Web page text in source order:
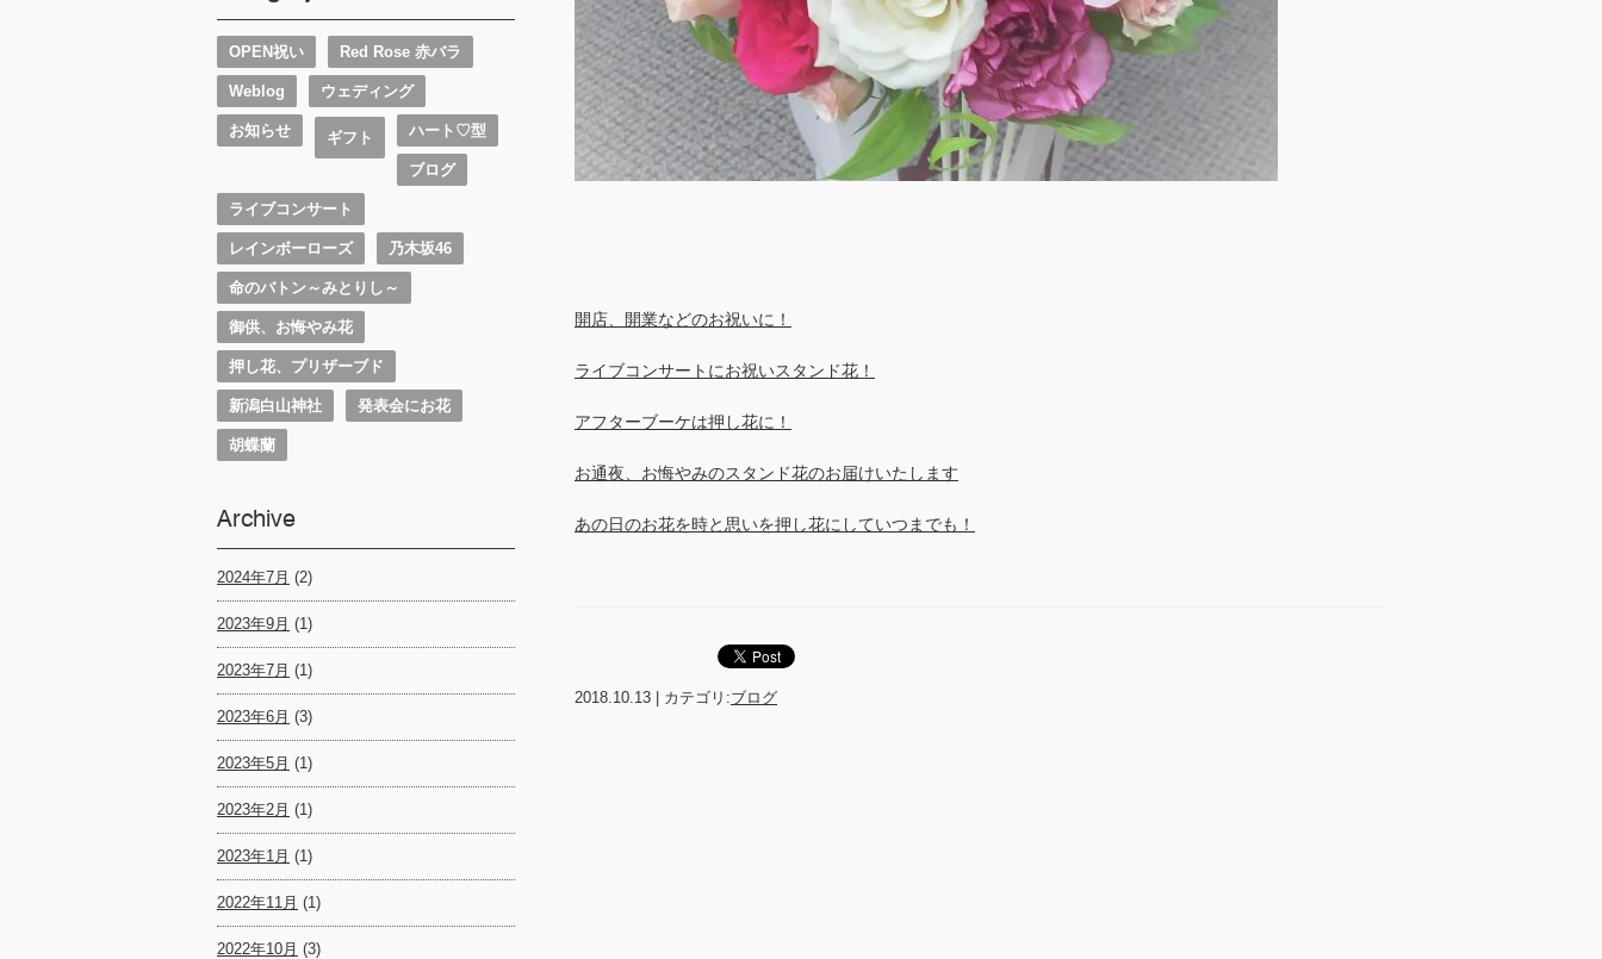
開店、開業などのお祝いに！
ライブコンサートにお祝いスタンド花！
アフターブーケは押し花に！
お通夜、お悔やみのスタンド花のお届けいたします
あの日のお花を時と思いを押し花にしていつまでも！
2018.10.13 カテゴリ:ブログ
OPEN祝い Red Rose 赤バラ
Weblog ウェディング
お知らせ ギフト ハート♡型
ブログ
ライブコンサート
レインボーローズ 乃木坂46
命のバトン～みとりし～
御供、お悔やみ花
押し花、プリザーブド
新潟白山神社 発表会にお花
胡蝶蘭
Archive
2024年7月 (2)
2023年9月 (1)
2023年7月 (1)
2023年6月 (3)
2023年5月 (1)
2023年2月 (1)
2023年1月 (1)
2022年11月 (1)
2022年10月 (3)